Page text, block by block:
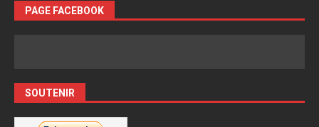
PAGE FACEBOOK
SOUTENIR